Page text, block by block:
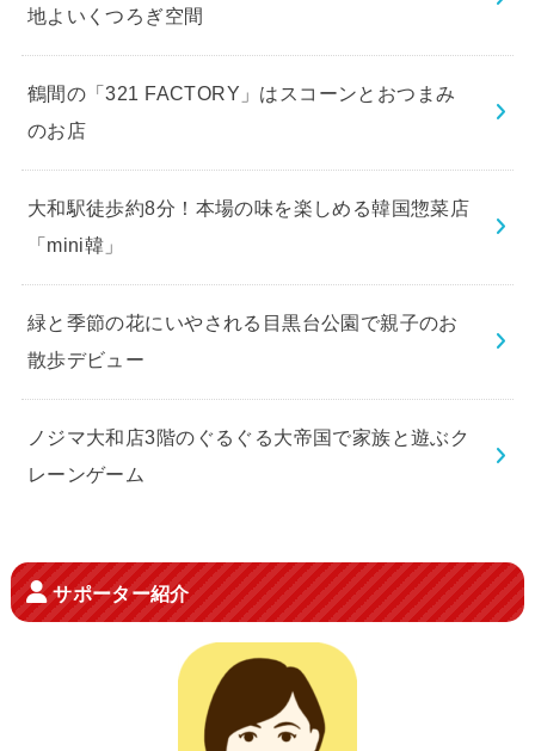
地よいくつろぎ空間
鶴間の「321 FACTORY」はスコーンとおつまみ
のお店
大和駅徒歩約8分！本場の味を楽しめる韓国惣菜店
「mini韓」
緑と季節の花にいやされる目黒台公園で親子のお
散歩デビュー
ノジマ大和店3階のぐるぐる大帝国で家族と遊ぶク
レーンゲーム
サポーター紹介